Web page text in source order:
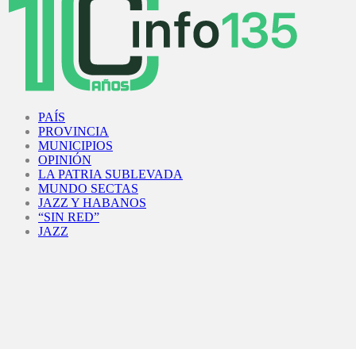
PAÍS
PROVINCIA
MUNICIPIOS
OPINIÓN
LA PATRIA SUBLEVADA
MUNDO SECTAS
JAZZ Y HABANOS
“SIN RED”
JAZZ